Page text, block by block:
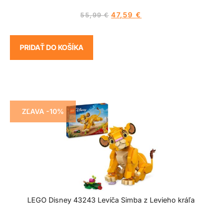
55,99€ 47,59€
PRIDAŤ DO KOŠÍKA
ZĽAVA -10%
LEGO Disney 43243 Levíča Simba z Levieho kráľa